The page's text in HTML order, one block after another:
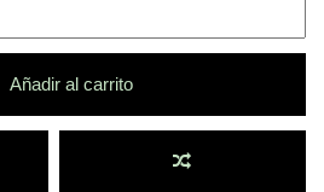
Añadir al carrito